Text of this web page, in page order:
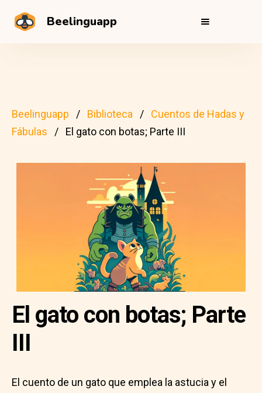
Beelinguapp
Beelinguapp Biblioteca
Cuentos de Hadas y
Fábulas
El gato con botas; Parte III
El gato con botas; Parte
III
El cuento de un gato que emplea la astucia y el